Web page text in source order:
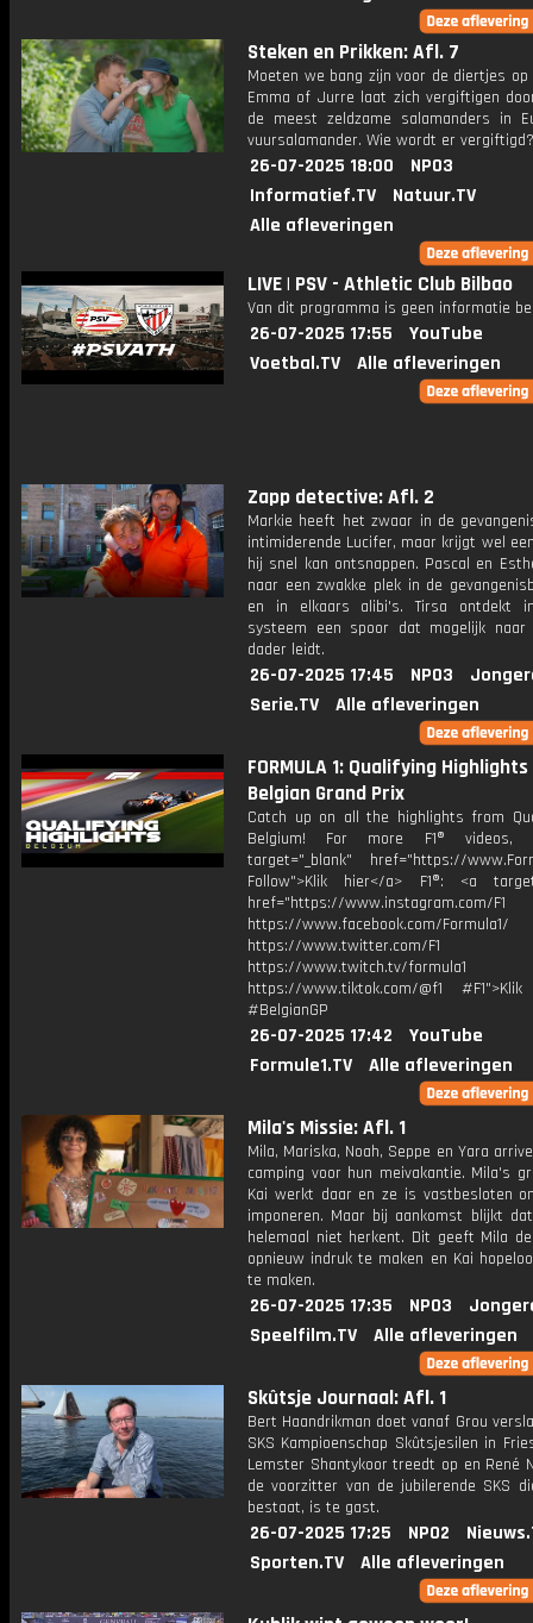
Steken en Prikken: Afl. 7
Moeten we bang zijn voor de diertjes op
Emma of Jurre laat zich vergiftigen
de meest zeldzame salamanders in
vuursalamander. Wie wordt er vergiftigd?
26-07-2025 18:00
NPO3
Informatief.TV
Natuur.TV
Alle afleveringen
LIVE | PSV - Athletic Club Bilbao
Van dit programma is geen informatie
26-07-2025 17:55
YouTube
Voetbal.TV
Alle afleveringen
Zapp detective: Afl. 2
Markie heeft het zwaar in de
intimiderende Lucifer, maar krijgt wel
hij snel kan ontsnappen. Pascal en
naar een zwakke plek in de
en in elkaars alibi's. Tirsa ontdekt
systeem een spoor dat mogelijk naar
dader leidt.
26-07-2025 17:45 NPO3
Serie.TV
Alle afleveringen
FORMULA 1: Qualifying
Belgian Grand Prix
Catch up on all the highlights from
Belgium! For more F1®
target="_blank" href="https://
Follow">Klik hier</a> F1®: <a
href="https://www.instagram.com/F1
https://www.facebook.com/Formula1/
https://www.twitter.com/F1
https://www.twitch.tv/formula1
https://www.tiktok.com/@f1
#BelgianGP
26-07-2025 17:42
YouTube
Formule1.TV
Alle afleveringen
Mila's Missie: Afl. 1
Mila, Mariska, Noah, Seppe en Yara
camping voor hun meivakantie. Mila's
Kai werkt daar en ze is vastbesloten
imponeren. Maar bij aankomst blijkt
helemaal niet herkent. Dit geeft Mila
opnieuw indruk te maken en Kai
te maken.
26-07-2025 17:35 NPO3
Speelfilm.TV
Alle afleveringen
Skûtsje Journaal: Afl. 1
Bert Haandrikman doet vanaf Grou
SKS Kampioenschap Skûtsjesilen in
Lemster Shantykoor treedt op en René
de voorzitter van de jubilerende SKS
bestaat, is te gast.
26-07-2025 17:25 NPO2
Sporten.TV
Alle afleveringen